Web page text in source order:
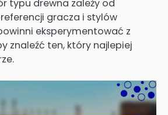
typu drewna zależy od
gracza i stylów
eksperymentować z
znaleźć ten, który najlepiej